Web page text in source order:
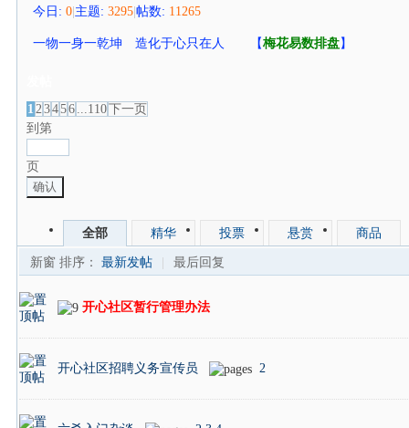
今日: 0| 主题: 3295| 帖数: 11265
一物一身一乾坤 造化于心只在人 【梅花易数排盘】
1 23456 ...110下一页
到第
页
确认
全部 精华 投票 悬赏 商品
新窗 排序： 最新发帖 最后回复
开心社区暂行管理办法
开心社区招聘义务宣传员 2